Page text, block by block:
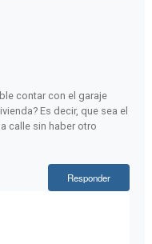
contar con el garaje
Es decir, que sea el
calle sin haber otro
Responder